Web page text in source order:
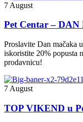
7 August
Pet Centar –
Proslavite Dan mačaka
iskoristite 20% popusta
prodavnicu!
7 August
TOP VIKEND u